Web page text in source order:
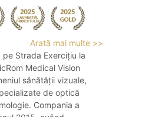
Arată mai multe >>
pe Strada Exercițiu la
Medical Vision
sănătății vizuale,
de optică
Compania a